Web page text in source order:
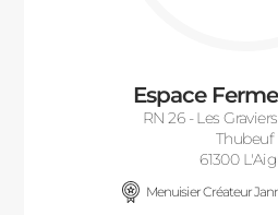
Espace
RN 26 - Les
Thubeuf
61300
Menuisier Créateur